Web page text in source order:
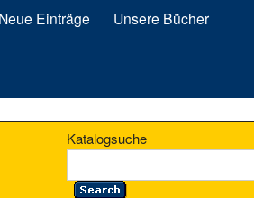
Neue Einträge Unsere Bücher
Katalogsuche